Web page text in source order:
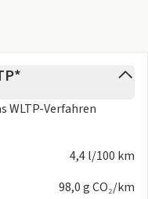
WLTP-Verfahren
4,4 l/100 km
98,0 g CO₂/km